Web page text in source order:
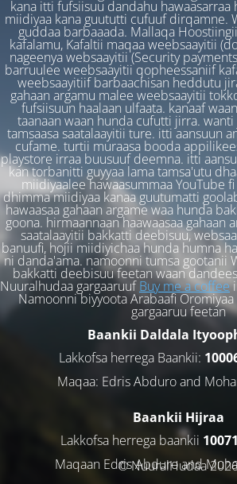
kana itti fufsiisuu dandahu hawaasarraa
miidiyaa kana guututti cufuuf dirqamne.
guddaa barbaaada. Mallaqa
kafalamu, Kafaltii maqaa weebsaayitii
nageenya websaayitii (Security
barruulee weebsaayitii qopheessaniif
weebsaayitiif barbaachisan heddutu
gahaan argamu malee weebsaayitii
fufsiisuun haalaan ulfaata. kanaaf
taanaan waan hunda cufutti jirra.
tamsaasa saatalaayitii ture. itti aansuun
cufame. turtii muraasa booda
playstore irraa buusuuf deemna. itti
kan torbanitti guyyaa lama tamsa'utu
miidiyaalee hawaasummaa YouTube
dhimma miidiyaa kanaa guutumatti
hawaasaa gahaan argame waa hunda
goona. hirmaannaan haawaasaa gahaan
saatalaayitii bakkatti deebisuu,
banuufi, hojii miidiyichaa hunda humna
ni danda'ama. namoonni tumsa gootanii
bakkatti deebisuu feetan waan
Nuuralhudaa gargaaruufBuy me a coffee
Namoonni biyyoota Arabaafi
gargaaruu feetan
Baankii Daldala
Lakkofsa herrega Baankii:
Maqaa: Edris Abduro and
Baankii Hijraa
Lakkofsa herrega baankii
Maqaan Edris Abduro and
© NuuralHudaa